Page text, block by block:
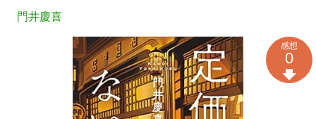
門井慶喜
感想
0